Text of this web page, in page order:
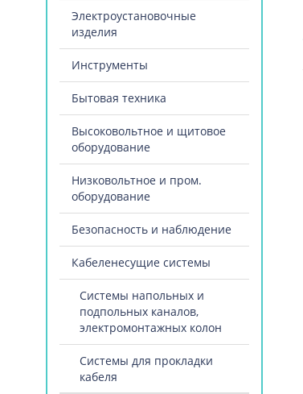
Электроустановочные
изделия
Инструменты
Бытовая техника
Высоковольтное и щитовое
оборудование
Низковольтное и пром.
оборудование
Безопасность и наблюдение
Кабеленесущие системы
Системы напольных и
подпольных каналов,
электромонтажных колон
Системы для прокладки
кабеля